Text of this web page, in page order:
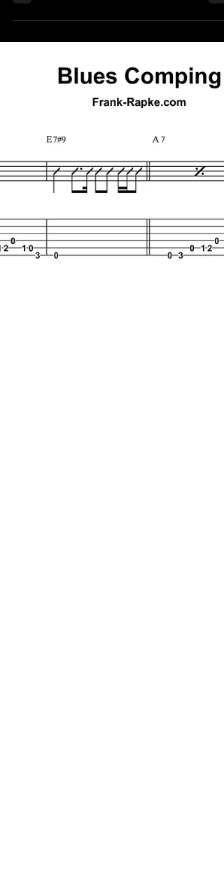
weiterentwickelt, welche Stufen und Akkorde
hier eingefügt...